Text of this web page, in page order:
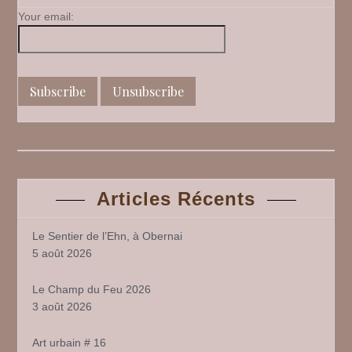
Your email:
Articles Récents
Le Sentier de l’Ehn, à Obernai
5 août 2026
Le Champ du Feu 2026
3 août 2026
Art urbain # 16